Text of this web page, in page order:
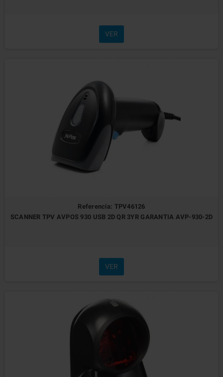
VER
Referencia: TPV46126
SCANNER TPV AVPOS 930 USB 2D QR 3YR GARANTIA AVP-930-2D
VER